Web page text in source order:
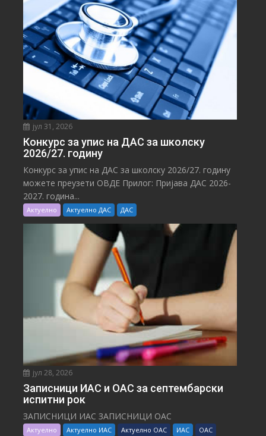
јул 31, 2026
Конкурс за упис на ДАС за школску
2026/27. годину
Конкурс за упис на ДАС за школску 2026/27. годину
можете преузети ОВДЕ Прилог: Пријава ДАС 2026-
2027. година...
Актуелно Актуелно ДАС ДАС
јул 28, 2026
Записници ИАС и ОАС за септембарски
испитни рок
ЗАПИСНИЦИ ИАС ЗАПИСНИЦИ ОАС
Актуелно Актуелно ИАС Актуелно ОАС ИАС ОАС